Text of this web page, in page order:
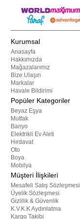
Kurumsal
Anasayfa
Hakkımızda
Mağazalarımız
Bize Ulaşın
Markalar
Havale Bildirimi
Popüler Kategoriler
Beyaz Eşya
Mutfak
Banyo
Elektrikli Ev Aleti
Hırdavat
Oto
Boya
Mobilya
Müşteri İlişkileri
Mesafeli Satış Sözleşmesi
Üyelik Sözleşmesi
Gizlilik & Güvenlik
K.V.K.K Aydınlatma
Kargo Takibi